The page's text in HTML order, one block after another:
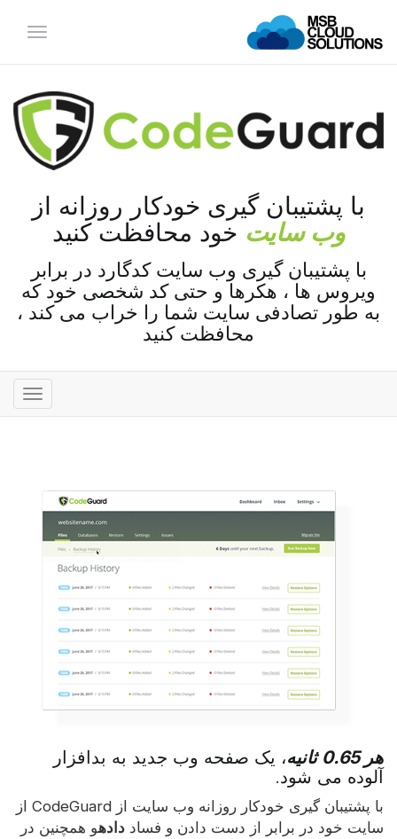
تغییر
با پشتیبان گیری خودکار روزانه از
وب سایت خود محافظت کنید
با پشتیبان گیری وب سایت کدگارد در برابر
ویروس ها ، هکرها و حتی کد شخصی خود که
به طور تصادفی سایت شما را خراب می کند ،
محافظت کنید
تغییر
هر 0.65 ثانیه
، یک صفحه وب جدید به بدافزار
آلوده می شود.
با پشتیبان گیری خودکار روزانه وب سایت از CodeGuard از
سایت خود در برابر از دست دادن و فساد دادهو همچنین در